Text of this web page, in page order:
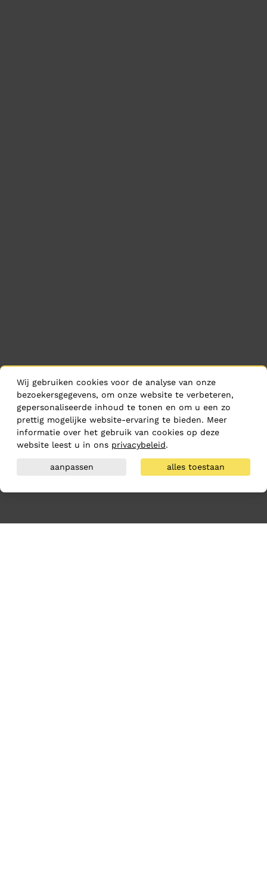
Wij gebruiken cookies voor de analyse van onze
bezoekersgegevens, om onze website te verbeteren,
gepersonaliseerde inhoud te tonen en om u een zo
prettig mogelijke website-ervaring te bieden. Meer
informatie over het gebruik van cookies op deze
website leest u in ons privacybeleid.
aanpassen alles toestaan